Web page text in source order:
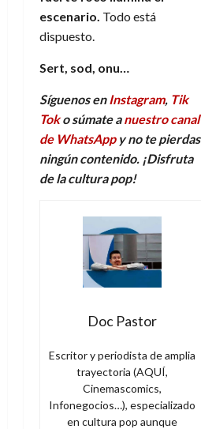
escenario. Todo está
dispuesto.
Sert, sod, onu…
Síguenos enInstagram, Tik
Toko súmate anuestro canal
de WhatsAppy no te pierdas
ningún contenido. ¡Disfruta
de laculturapop!
Doc Pastor
Escritor y periodista de amplia
trayectoria (AQUÍ,
Cinemascomics,
Infonegocios…), especializado
en cultura pop aunque